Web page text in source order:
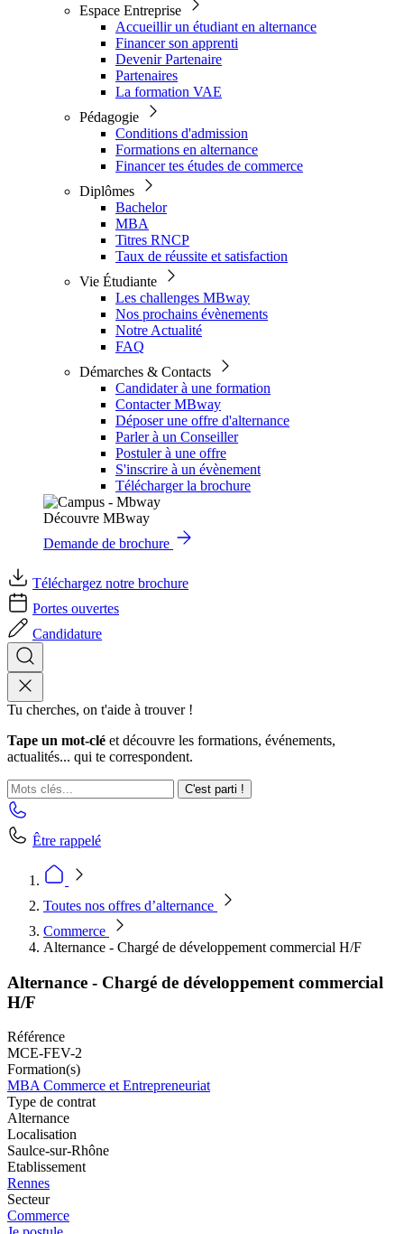
Espace Entreprise
Accueillir un étudiant en alternance
Financer son apprenti
Devenir Partenaire
Partenaires
La formation VAE
Pédagogie
Conditions d'admission
Formations en alternance
Financer tes études de commerce
Diplômes
Bachelor
MBA
Titres RNCP
Taux de réussite et satisfaction
Vie Étudiante
Les challenges MBway
Nos prochains évènements
Notre Actualité
FAQ
Démarches & Contacts
Candidater à une formation
Contacter MBway
Déposer une offre d'alternance
Parler à un Conseiller
Postuler à une offre
S'inscrire à un évènement
Télécharger la brochure
Découvre MBway
Demande de brochure
Téléchargez notre brochure
Portes ouvertes
Candidature
Tu cherches, on t'aide à trouver !
Tape un mot-clé et découvre les formations, événements,
actualités... qui te correspondent.
C'est parti !
Être rappelé
Toutes nos offres d’alternance
Commerce
Alternance - Chargé de développement commercial H/F
Alternance - Chargé de développement commercial
H/F
Référence
MCE-FEV-2
Formation(s)
MBA Commerce et Entrepreneuriat
Type de contrat
Alternance
Localisation
Saulce-sur-Rhône
Etablissement
Rennes
Secteur
Commerce